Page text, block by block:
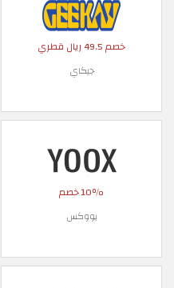
خصم 49.5 ريال قطري
جيكاي
10٪ خصم
يووكس